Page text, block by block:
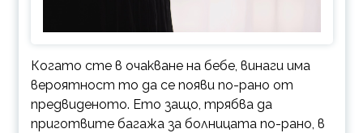
Когато сте в очакване на бебе, винаги има
вероятност то да се появи по-рано от
предвиденото. Ето защо, трябва да
приготвите багажа за болницата по-рано, в